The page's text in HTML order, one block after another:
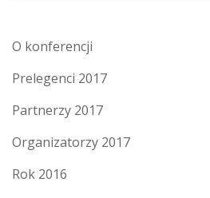
O konferencji
Prelegenci 2017
Partnerzy 2017
Organizatorzy 2017
Rok 2016